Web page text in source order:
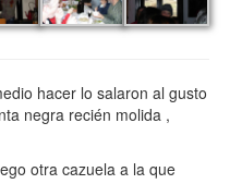
hacer lo salaron al gusto
negra recién molida ,
otra cazuela a la que